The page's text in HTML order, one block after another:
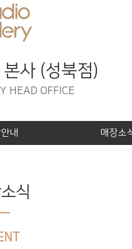
사 (성북점)
HEAD OFFICE
내 매장소
식